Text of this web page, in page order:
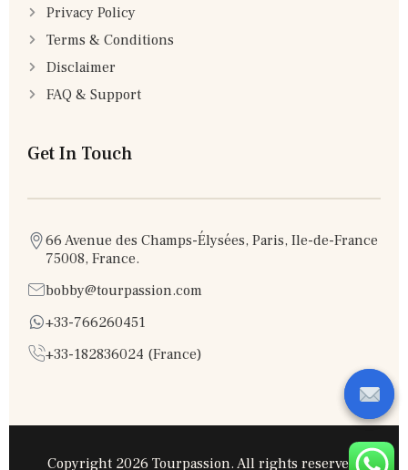
Privacy Policy
Terms & Conditions
Disclaimer
FAQ & Support
Get In Touch
66 Avenue des Champs-Élysées, Paris, Ile-de-France
75008, France.
bobby@tourpassion.com
+33-766260451
+33-182836024 (France)
Copyright 2026 Tourpassion. All rights reserved.